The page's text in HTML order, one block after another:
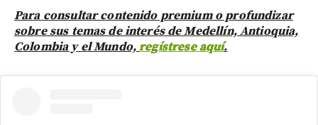
Para consultar contenido premium o profundizar
sobre sus temas de interés de Medellín, Antioquia,
Colombia y el Mundo,regístrese aquí.